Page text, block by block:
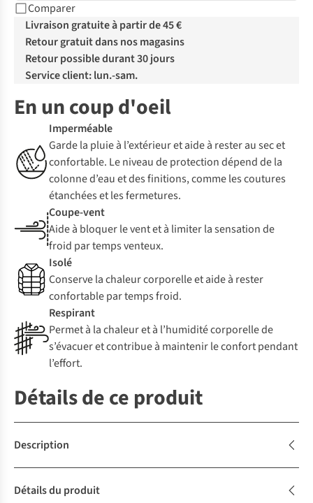
Comparer
Livraison gratuite à partir de 45 €
Retour gratuit dans nos magasins
Retour possible durant 30 jours
Service client: lun.-sam.
En un coup d'oeil
Imperméable
Garde la pluie à l’extérieur et aide à rester au sec et
confortable. Le niveau de protection dépend de la
colonne d’eau et des finitions, comme les coutures
étanchées et les fermetures.
Coupe-vent
Aide à bloquer le vent et à limiter la sensation de
froid par temps venteux.
Isolé
Conserve la chaleur corporelle et aide à rester
confortable par temps froid.
Respirant
Permet à la chaleur et à l’humidité corporelle de
s’évacuer et contribue à maintenir le confort pendant
l’effort.
Détails de ce produit
Description
Détails du produit